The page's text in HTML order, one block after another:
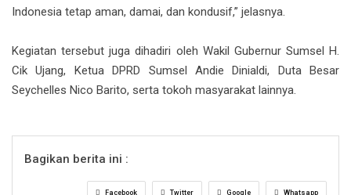
Indonesia tetap aman, damai, dan kondusif,” jelasnya.
Kegiatan tersebut juga dihadiri oleh Wakil Gubernur Sumsel H.
Cik Ujang, Ketua DPRD Sumsel Andie Dinialdi, Duta Besar
Seychelles Nico Barito, serta tokoh masyarakat lainnya.
Bagikan berita ini :
Facebook Twitter Google Whatsapp